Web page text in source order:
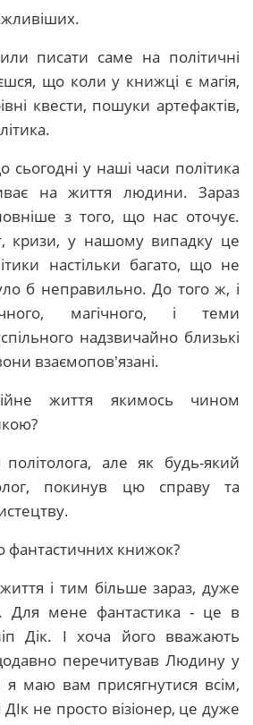
писати саме на політичні
що коли у книжці є магія,
квести, пошуки артефактів,
у наші часи політика
на життя людини. Зараз
з того, що нас оточує.
кризи, у нашому випадку це
настільки багато, що не
б неправильно. До того ж, і
магічного, і теми
надзвичайно близькі
взаємопов'язані.
життя якимось чином
але як будь-який
покинув цю справу та
фантастичних книжок?
і тим більше зараз, дуже
Для мене фантастика - це в
Дік. І хоча його вважають
перечитував Людину у
я маю вам присягнутися всім,
не просто візіонер, це дуже